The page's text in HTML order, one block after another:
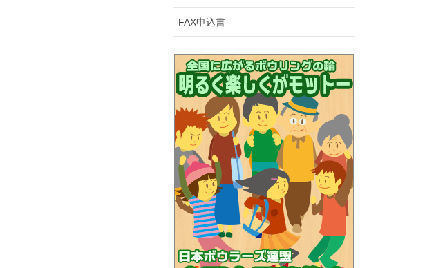
FAX申込書